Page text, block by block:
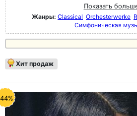
Показать
Жанры: Classical Orchesterwerke
Симфоническая
Хит продаж